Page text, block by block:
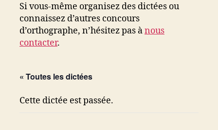
Si vous-même organisez des dictées ou
connaissez d’autres concours
d’orthographe, n’hésitez pas ànous
contacter.
« Toutes les dictées
Cette dictée est passée.